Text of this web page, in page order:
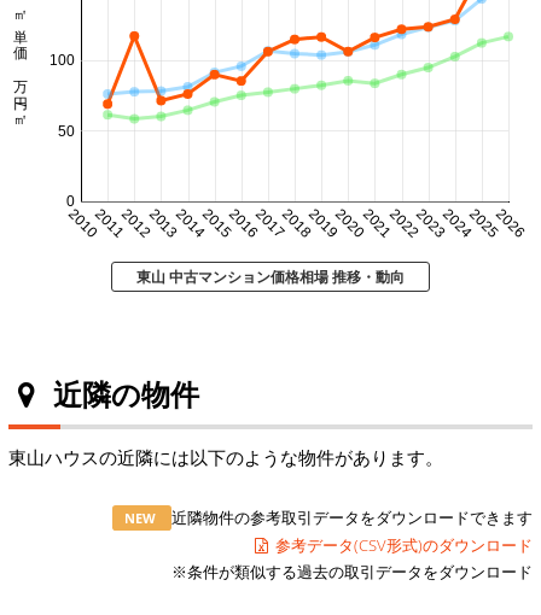
20102011201220132014201520162017201820192020202120222023202420252026
0
50
100
㎡単価 万円/㎡
東山 中古マンション価格相場 推移・動向
近隣の物件
東山ハウスの近隣には以下のような物件があります。
NEW
近隣物件の参考取引データをダウンロードできます
参考データ(CSV形式)のダウンロード
※条件が類似する過去の取引データをダウンロード